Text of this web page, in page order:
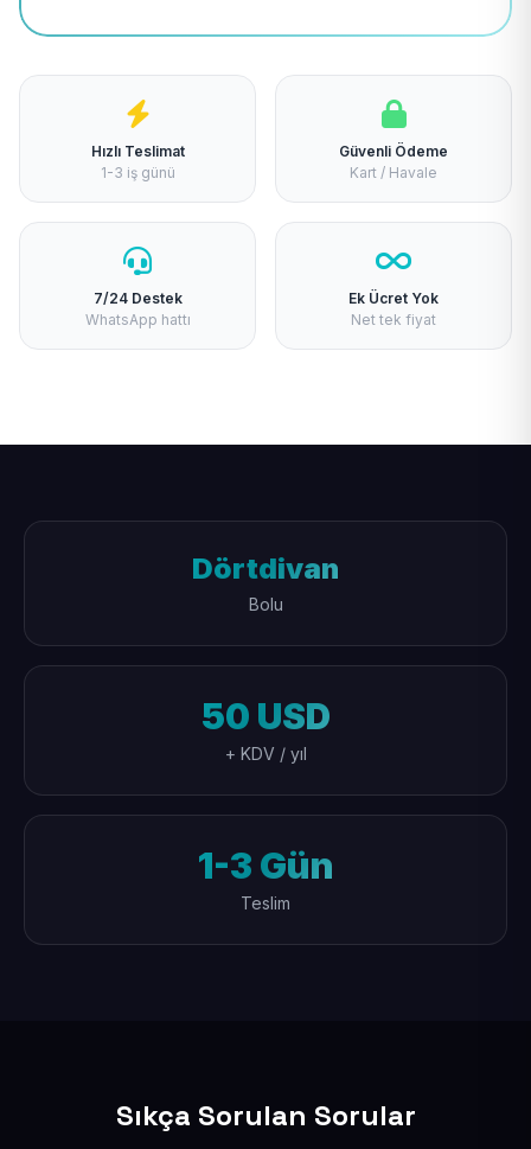
Hızlı Teslimat
1-3 iş günü
Güvenli Ödeme
Kart / Havale
7/24 Destek
WhatsApp hattı
Ek Ücret Yok
Net tek fiyat
Dörtdivan
Bolu
50 USD
+ KDV / yıl
1-3 Gün
Teslim
Sıkça Sorulan Sorular